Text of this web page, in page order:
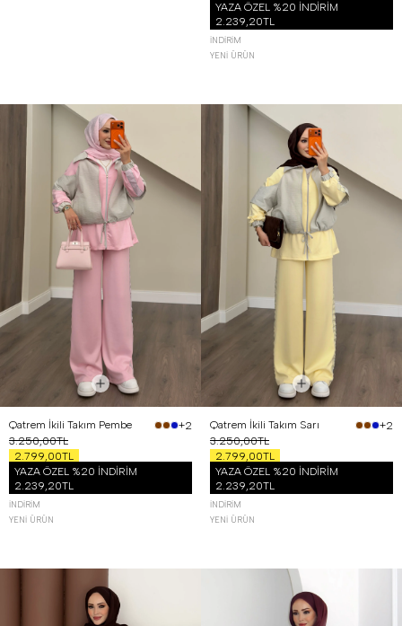
YAZA ÖZEL %20 İNDİRİM
2.239,20TL
İNDIRIM
YENI ÜRÜN
Qatrem İkili Takım Pembe
+2
3.250,00TL
2.799,00TL
YAZA ÖZEL %20 İNDİRİM
2.239,20TL
İNDIRIM
YENI ÜRÜN
Qatrem İkili Takım Sarı
+2
3.250,00TL
2.799,00TL
YAZA ÖZEL %20 İNDİRİM
2.239,20TL
İNDIRIM
YENI ÜRÜN